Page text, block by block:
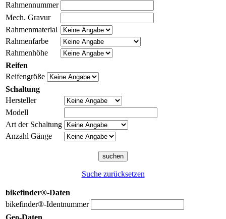
Rahmennummer
Mech. Gravur
Rahmenmaterial
Rahmenfarbe
Rahmenhöhe
Reifen
Reifengröße
Schaltung
Hersteller
Modell
Art der Schaltung
Anzahl Gänge
Suche zurücksetzen
bikefinder®-Daten
bikefinder®-Identnummer